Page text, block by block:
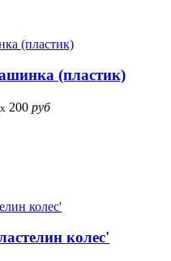
(пластик)
x 200 руб
колес'